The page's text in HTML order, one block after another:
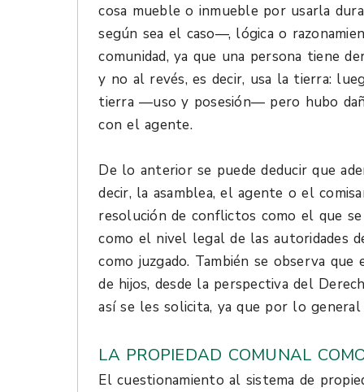
cosa mueble o inmueble por usarla
según sea el caso—, lógica o
comunidad, ya que una persona tiene
y no al revés, es decir, usa la tierra:
tierra —uso y posesión— pero hubo
con el agente.
De lo anterior se puede deducir que
decir, la asamblea, el agente o el
resolución de conflictos como el que
como el nivel legal de las autoridades
como juzgado. También se observa
de hijos, desde la perspectiva del
así se les solicita, ya que por lo
LA PROPIEDAD COMUNAL
El cuestionamiento al sistema de